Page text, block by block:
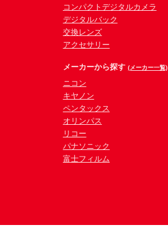
コンパクトデジタルカメラ
デジタルバック
交換レンズ
アクセサリー
メーカーから探す (メーカー一覧)
ニコン
キヤノン
ペンタックス
オリンパス
リコー
パナソニック
富士フィルム